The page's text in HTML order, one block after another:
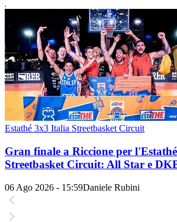
Estathé 3x3 Italia Streetbasket Circuit
Gran finale a Riccione per
Streetbasket Circuit: All Star e
06 Ago 2026 - 15:59Daniele Rubini